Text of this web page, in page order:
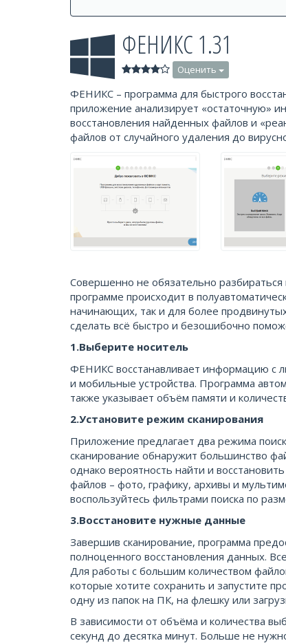
ФЕНИКС 1.31
Оценить
ФЕНИКС – программа для быстрого
приложение анализирует «остаточную»
восстановления найденных файлов и
файлов от случайного удаления до
Совершенно не обязательно
программе происходит в
начинающих, так и для более
сделать всё быстро и безошибочно
1.Выберите носитель
ФЕНИКС восстанавливает информацию с
и мобильные устройства. Программа
также указывает объём памяти и
2.Установите режим сканирования
Приложение предлагает два режима
сканирование обнаружит большинство
однако вероятность найти и
файлов – фото, графику, архивы и
воспользуйтесь фильтрами поиска по
3.Восстановите нужные данные
Завершив сканирование, программа
полноценного восстановления данных.
Для работы с большим количеством
которые хотите сохранить и запустите
одну из папок на ПК, на флешку или
В зависимости от объёма и количества
секунд до десятка минут. Больше не